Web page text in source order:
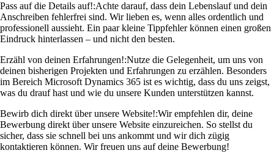
Pass auf die Details auf!:Achte darauf, dass dein Lebenslauf und dein
Anschreiben fehlerfrei sind. Wir lieben es, wenn alles ordentlich und
professionell aussieht. Ein paar kleine Tippfehler können einen großen
Eindruck hinterlassen – und nicht den besten.
Erzähl von deinen Erfahrungen!:Nutze die Gelegenheit, um uns von
deinen bisherigen Projekten und Erfahrungen zu erzählen. Besonders
im Bereich Microsoft Dynamics 365 ist es wichtig, dass du uns zeigst,
was du drauf hast und wie du unsere Kunden unterstützen kannst.
Bewirb dich direkt über unsere Website!:Wir empfehlen dir, deine
Bewerbung direkt über unsere Website einzureichen. So stellst du
sicher, dass sie schnell bei uns ankommt und wir dich zügig
kontaktieren können. Wir freuen uns auf deine Bewerbung!